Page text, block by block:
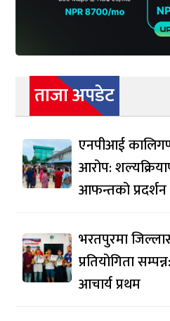
ताजा अपडेट
एनपीआई
आरोप:
आफन्तको प्रदर्शन
भरतपुरमा
प्रतियोगिता
आचार्य प्रथम